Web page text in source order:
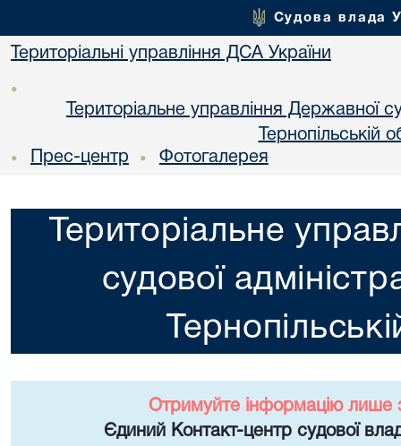
Судова влада
Територіальні управління ДСА України
•
Територіальне управління Державної
Тернопільській
• Прес-центр • Фотогалерея
Територіальне
судової
Отримуйте інформацію лише
Єдиний Контакт-центр судової